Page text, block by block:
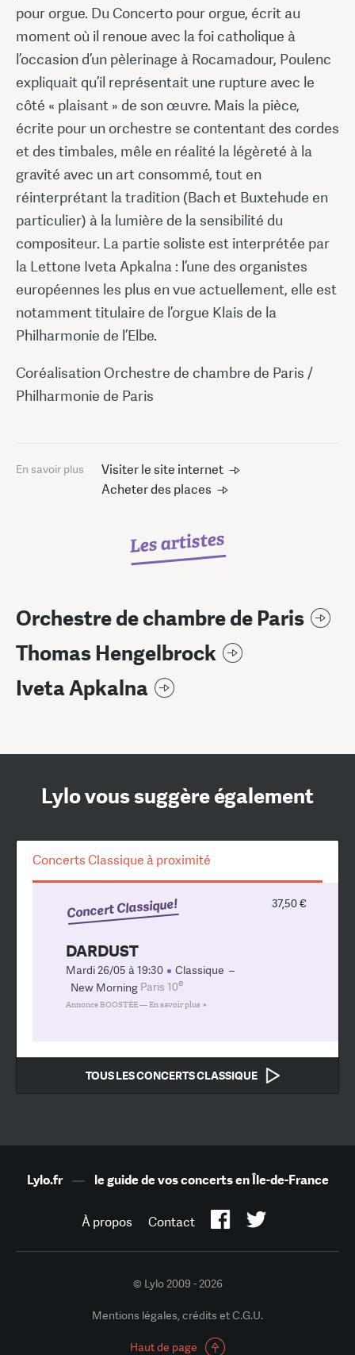
pour orgue. Du Concerto pour orgue, écrit au
moment où il renoue avec la foi catholique à
l’occasion d’un pèlerinage à Rocamadour, Poulenc
expliquait qu’il représentait une rupture avec le
côté « plaisant » de son œuvre. Mais la pièce,
écrite pour un orchestre se contentant des cordes
et des timbales, mêle en réalité la légèreté à la
gravité avec un art consommé, tout en
réinterprétant la tradition (Bach et Buxtehude en
particulier) à la lumière de la sensibilité du
compositeur. La partie soliste est interprétée par
la Lettone Iveta Apkalna : l’une des organistes
européennes les plus en vue actuellement, elle est
notamment titulaire de l’orgue Klais de la
Philharmonie de l’Elbe.
Coréalisation Orchestre de chambre de Paris /
Philharmonie de Paris
En savoir plus
Visiter le site internet
Acheter des places
Les artistes
Orchestre de chambre de Paris
Thomas Hengelbrock
Iveta Apkalna
Lylo vous suggère également
Concerts Classique à proximité
37,50 €
Concert Classique!
DARDUST
Mardi 26/05 à 19:30 Classique –
New Morning Paris 10e
Annonce BOOSTÉE —En savoir plus
TOUS LES CONCERTS CLASSIQUE
Lylo.fr— le guide de vos concerts en Île-de-France
À propos Contact
© Lylo 2009 - 2026
Mentions légales, crédits et C.G.U.
Haut de page